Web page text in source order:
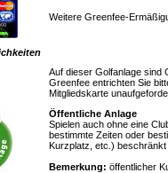
Weitere Greenfee-
Auf dieser Golfanlage sind
Greenfee entrichten Sie
Mitgliedskarte
Öffentliche Anlage
Spielen auch ohne eine
bestimmte Zeiten oder
Kurzplatz, etc.) beschränkt
Bemerkung: öffentlicher